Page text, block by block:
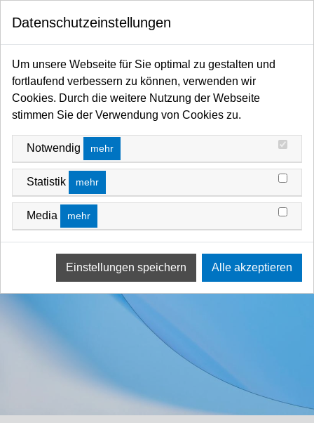
Startseite Filter / Farbfilter Farbfilter Rollen und Zuschnitte Blau-Bereich
Datenschutzeinstellungen
Um unsere Webseite für Sie optimal zu gestalten und
fortlaufend verbessern zu können, verwenden wir
Cookies. Durch die weitere Nutzung der Webseite
stimmen Sie der Verwendung von Cookies zu.
Notwendig mehr
Statistik mehr
Media mehr